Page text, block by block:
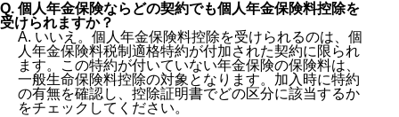
Q. 個人年金保険ならどの契約でも個人年金保険料控除を
受けられますか？
A. いいえ。個人年金保険料控除を受けられるのは、個
人年金保険料税制適格特約が付加された契約に限られ
ます。この特約が付いていない年金保険の保険料は、
一般生命保険料控除の対象となります。加入時に特約
の有無を確認し、控除証明書でどの区分に該当するか
をチェックしてください。